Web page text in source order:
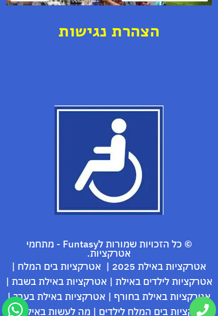
הצהרת נגישות
© כל הזכויות שמורות לFuntasy - מתחמי
אטרקציות.
אטרקציות באילת 2025
| אטרקציות בים המלח |
אטרקציות לילדים באילת | אטרקציות באילת בשבת |
אטרקציות באילת בחורף | אטרקציות באילת בערב|
אטרקציות בים המלח לילדים | מה לעשות באילת ?|